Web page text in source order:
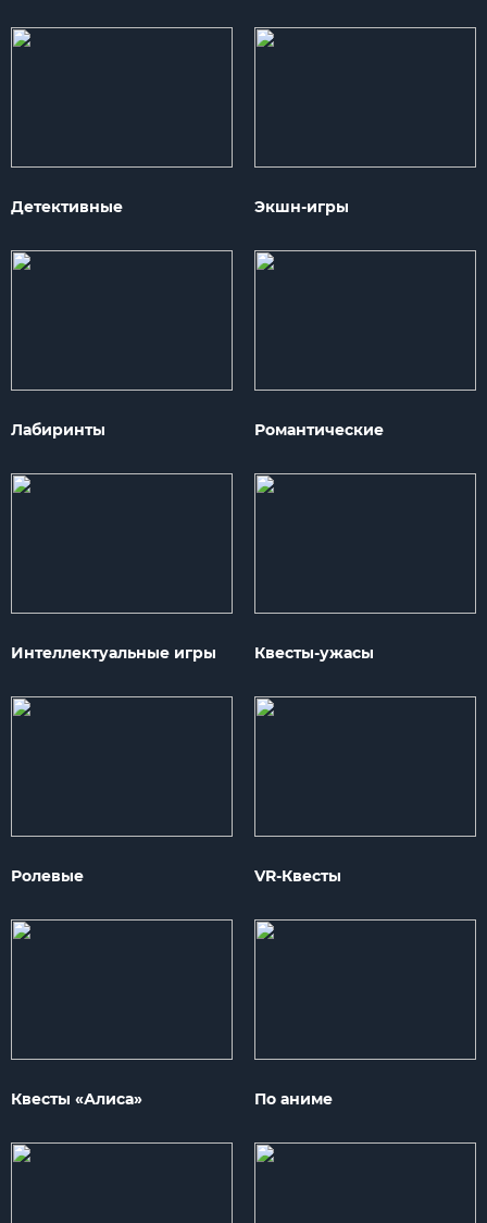
Детективные Экшн-игры
Лабиринты Романтические
Интеллектуальные игры Квесты-ужасы
Ролевые VR-Квесты
Квесты «Алиса» По аниме